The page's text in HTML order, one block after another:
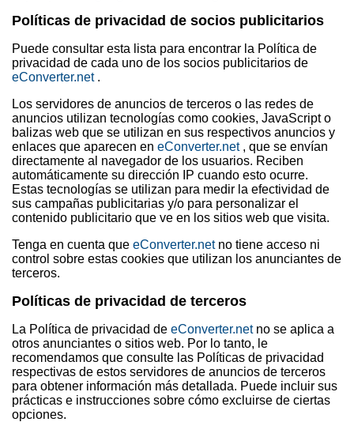
Políticas de privacidad de socios publicitarios
Puede consultar esta lista para encontrar la Política de
privacidad de cada uno de los socios publicitarios de
eConverter.net.
Los servidores de anuncios de terceros o las redes de
anuncios utilizan tecnologías como cookies, JavaScript o
balizas web que se utilizan en sus respectivos anuncios y
enlaces que aparecen en eConverter.net, que se envían
directamente al navegador de los usuarios. Reciben
automáticamente su dirección IP cuando esto ocurre.
Estas tecnologías se utilizan para medir la efectividad de
sus campañas publicitarias y/o para personalizar el
contenido publicitario que ve en los sitios web que visita.
Tenga en cuenta que eConverter.netno tiene acceso ni
control sobre estas cookies que utilizan los anunciantes de
terceros.
Políticas de privacidad de terceros
La Política de privacidad de eConverter.netno se aplica a
otros anunciantes o sitios web. Por lo tanto, le
recomendamos que consulte las Políticas de privacidad
respectivas de estos servidores de anuncios de terceros
para obtener información más detallada. Puede incluir sus
prácticas e instrucciones sobre cómo excluirse de ciertas
opciones.